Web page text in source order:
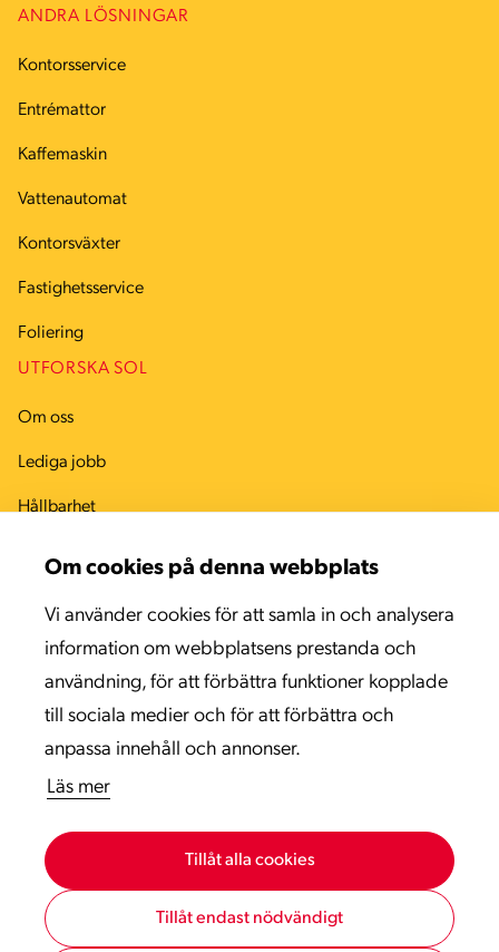
Om cookies på denna webbplats
Vi använder cookies för att samla in och analysera
information om webbplatsens prestanda och
användning, för att förbättra funktioner kopplade
till sociala medier och för att förbättra och
anpassa innehåll och annonser.
Läs mer
Tillåt alla cookies
Tillåt endast nödvändigt
ANDRA LÖSNINGAR
Kontorsservice
Entrémattor
Kaffemaskin
Vattenautomat
Kontorsväxter
Fastighetsservice
Foliering
UTFORSKA SOL
Om oss
Lediga jobb
Hållbarhet
Miljö
Kontaktinformation